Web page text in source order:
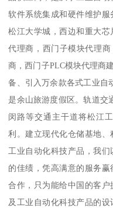
软件系统集成和硬件维护
松江大学城，西边和重大
代理商，西门子模块代理
商，西门子PLC模块代理商
备、引入万余款各式工业自
是余山旅游度假区。轨道交
闵路等交通主干道将松江
利。建立现代化仓储基地
工业自动化科技产品，我
的佳绩，凭高满意的服务
合作，只为能给中国的客
及工业自动化科技产品的